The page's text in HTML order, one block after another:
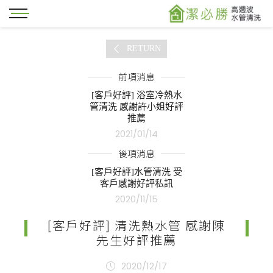
RETURN
前項消息
[客戶好評] 浴室冷熱水
管清洗 感謝許小姐好評
推薦
2021/01/14
後項消息
[客戶好評]水管清洗 受
客戶感謝好評私訊
2020/11/15
[客戶好評] 清洗熱水管 感謝陳
先生好評推薦
2020/12/17